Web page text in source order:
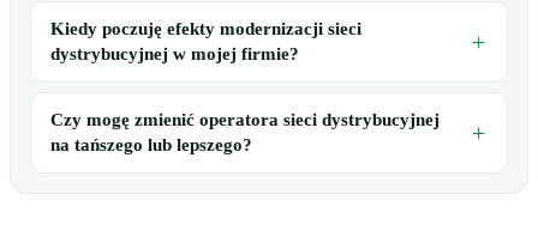
Kiedy poczuję efekty modernizacji sieci
dystrybucyjnej w mojej firmie?
Czy mogę zmienić operatora sieci dystrybucyjnej
na tańszego lub lepszego?